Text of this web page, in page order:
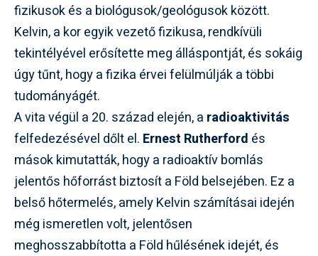
fizikusok és a biológusok/geológusok között.
Kelvin, a kor egyik vezető fizikusa, rendkívüli
tekintélyével erősítette meg álláspontját, és sokáig
úgy tűnt, hogy a fizika érvei felülmúlják a többi
tudományágét.
A vita végül a 20. század elején, a radioaktivitás
felfedezésével dőlt el. Ernest Rutherford és
mások kimutatták, hogy a radioaktív bomlás
jelentős hőforrást biztosít a Föld belsejében. Ez a
belső hőtermelés, amely Kelvin számításai idején
még ismeretlen volt, jelentősen
meghosszabbította a Föld hűlésének idejét, és